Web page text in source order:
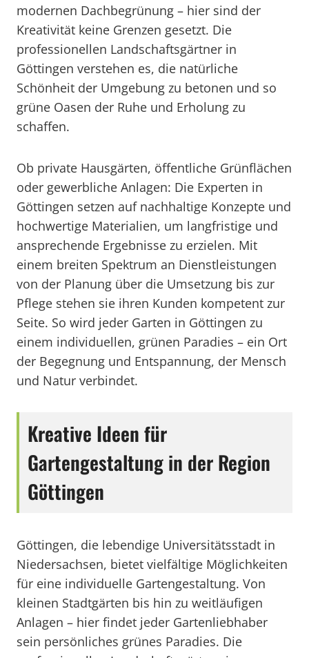
modernen Dachbegrünung – hier sind der
Kreativität keine Grenzen gesetzt. Die
professionellen Landschaftsgärtner in
Göttingen verstehen es, die natürliche
Schönheit der Umgebung zu betonen und so
grüne Oasen der Ruhe und Erholung zu
schaffen.
Ob private Hausgärten, öffentliche Grünflächen
oder gewerbliche Anlagen: Die Experten in
Göttingen setzen auf nachhaltige Konzepte und
hochwertige Materialien, um langfristige und
ansprechende Ergebnisse zu erzielen. Mit
einem breiten Spektrum an Dienstleistungen
von der Planung über die Umsetzung bis zur
Pflege stehen sie ihren Kunden kompetent zur
Seite. So wird jeder Garten in Göttingen zu
einem individuellen, grünen Paradies – ein Ort
der Begegnung und Entspannung, der Mensch
und Natur verbindet.
Kreative Ideen für
Gartengestaltung in der Region
Göttingen
Göttingen, die lebendige Universitätsstadt in
Niedersachsen, bietet vielfältige Möglichkeiten
für eine individuelle Gartengestaltung. Von
kleinen Stadtgärten bis hin zu weitläufigen
Anlagen – hier findet jeder Gartenliebhaber
sein persönliches grünes Paradies. Die